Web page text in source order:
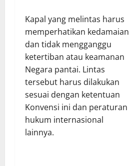
Kapal yang melintas harus
memperhatikan kedamaian
dan tidak mengganggu
ketertiban atau keamanan
Negara pantai. Lintas
tersebut harus dilakukan
sesuai dengan ketentuan
Konvensi ini dan peraturan
hukum internasional
lainnya.